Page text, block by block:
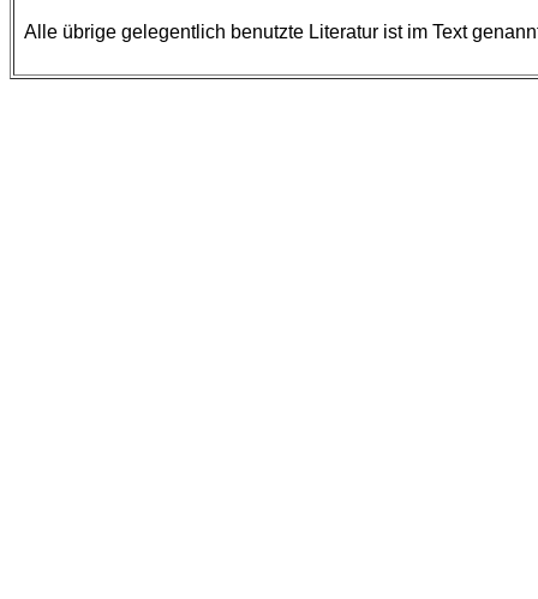
Alle übrige gelegentlich benutzte Literatur ist im Text